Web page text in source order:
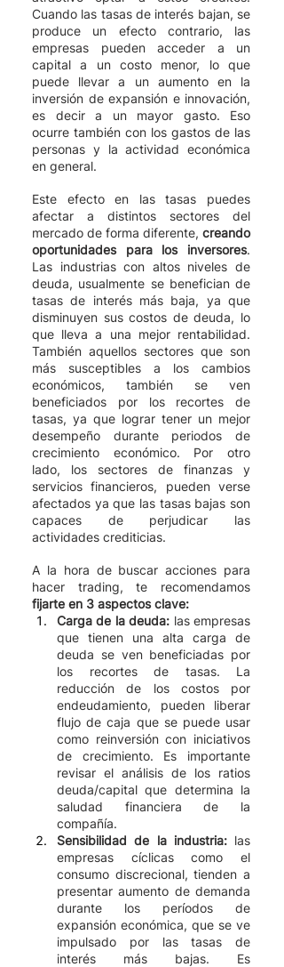
Cuando las tasas de interés bajan, se
produce un efecto contrario, las
empresas pueden acceder a un
capital a un costo menor, lo que
puede llevar a un aumento en la
inversión de expansión e innovación,
es decir a un mayor gasto. Eso
ocurre también con los gastos de las
personas y la actividad económica
en general.
Este efecto en las tasas puedes
afectar a distintos sectores del
mercado de forma diferente, creando
oportunidades para los inversores.
Las industrias con altos niveles de
deuda, usualmente se benefician de
tasas de interés más baja, ya que
disminuyen sus costos de deuda, lo
que lleva a una mejor rentabilidad.
También aquellos sectores que son
más susceptibles a los cambios
económicos, también se ven
beneficiados por los recortes de
tasas, ya que lograr tener un mejor
desempeño durante periodos de
crecimiento económico. Por otro
lado, los sectores de finanzas y
servicios financieros, pueden verse
afectados ya que las tasas bajas son
capaces de perjudicar las
actividades crediticias.
A la hora de buscar acciones para
hacer trading, te recomendamos
fijarte en 3 aspectos clave:
Carga de la deuda: las empresas
que tienen una alta carga de
deuda se ven beneficiadas por
los recortes de tasas. La
reducción de los costos por
endeudamiento, pueden liberar
flujo de caja que se puede usar
como reinversión con iniciativos
de crecimiento. Es importante
revisar el análisis de los ratios
deuda/capital que determina la
saludad financiera de la
compañía.
Sensibilidad de la industria: las
empresas cíclicas como el
consumo discrecional, tienden a
presentar aumento de demanda
durante los períodos de
expansión económica, que se ve
impulsado por las tasas de
interés más bajas. Es